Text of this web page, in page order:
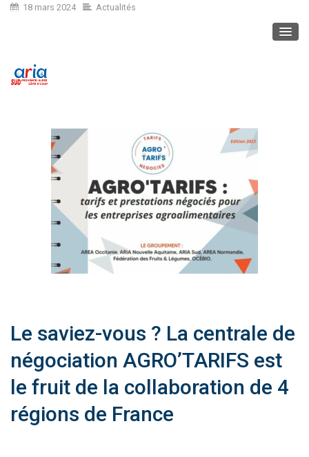
18 mars 2024 Actualités
Le saviez-vous ? La centrale de
négociation AGRO’TARIFS est
le fruit de la collaboration de 4
régions de France